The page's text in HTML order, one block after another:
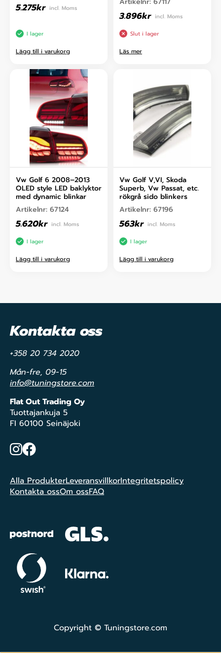
5.275kr incl. Moms
I lager
Lägg till i varukorg
3.896kr incl. Moms
Slut i lager
Läs mer
Vw Golf 6 2008–2013
OLED style LED baklyktor
med dynamic blinkar
Artikelnr: 67124
5.620kr incl. Moms
I lager
Lägg till i varukorg
Vw Golf V,VI, Skoda
Superb, Vw Passat, etc.
rökgrå sido blinkers
Artikelnr: 67196
563kr incl. Moms
I lager
Lägg till i varukorg
Kontakta oss
+358 20 734 2020
Mån-fre, 09-15
info@tuningstore.com
Flat Out Trading Oy
Tuottajankuja 5
FI 60100 Seinäjoki
Instagram
Facebook
Alla ProdukterLeveransvillkorIntegritetspolicy
Kontakta ossOm ossFAQ
Copyright © Tuningstore.com